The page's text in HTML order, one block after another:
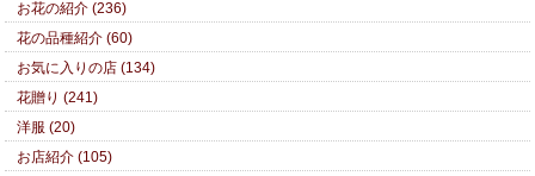
お花の紹介 (236)
花の品種紹介 (60)
お気に入りの店 (134)
花贈り (241)
洋服 (20)
お店紹介 (105)